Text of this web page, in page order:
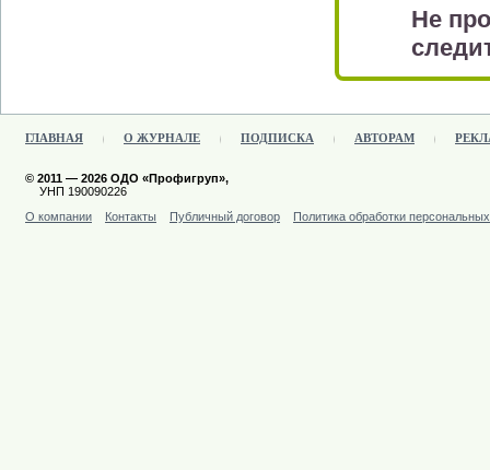
Не
ГЛАВНАЯ О ЖУРНАЛЕ ПОДПИСКА АВТОРАМ
© 2011 — 2026 ОДО «Профигруп»,
УНП 190090226
О компании
Контакты Публичный договор Политика обработки